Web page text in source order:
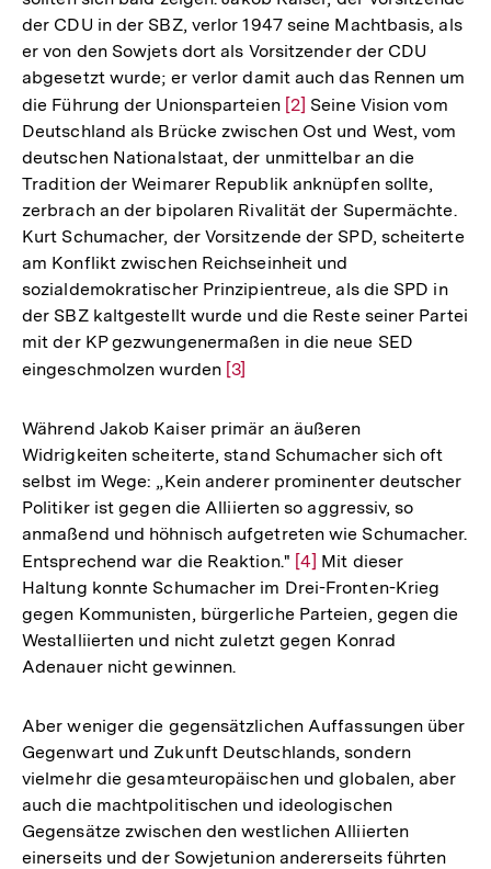
der CDU in der SBZ, verlor 1947 seine Machtbasis, als
er von den Sowjets dort als Vorsitzender der CDU
abgesetzt wurde; er verlor damit auch das Rennen um
die Führung der Unionsparteien Zur
Auflösung
der
Fußnote
[2] Seine Vision vom
Deutschland als Brücke zwischen Ost und West, vom
deutschen Nationalstaat, der unmittelbar an die
Tradition der Weimarer Republik anknüpfen sollte,
zerbrach an der bipolaren Rivalität der Supermächte.
Kurt Schumacher, der Vorsitzende der SPD, scheiterte
am Konflikt zwischen Reichseinheit und
sozialdemokratischer Prinzipientreue, als die SPD in
der SBZ kaltgestellt wurde und die Reste seiner Partei
mit der KP gezwungenermaßen in die neue SED
eingeschmolzen wurden Zur
der
Fußnote
[3]
Während Jakob Kaiser primär an äußeren
Widrigkeiten scheiterte, stand Schumacher sich oft
selbst im Wege: „Kein anderer prominenter deutscher
Politiker ist gegen die Alliierten so aggressiv, so
anmaßend und höhnisch aufgetreten wie Schumacher.
Entsprechend war die Reaktion." Zur
Auflösung
der
Fußnote
[4] Mit dieser
Haltung konnte Schumacher im Drei-Fronten-Krieg
gegen Kommunisten, bürgerliche Parteien, gegen die
Westalliierten und nicht zuletzt gegen Konrad
Adenauer nicht gewinnen.
Aber weniger die gegensätzlichen Auffassungen über
Gegenwart und Zukunft Deutschlands, sondern
vielmehr die gesamteuropäischen und globalen, aber
auch die machtpolitischen und ideologischen
Gegensätze zwischen den westlichen Alliierten
einerseits und der Sowjetunion andererseits führten